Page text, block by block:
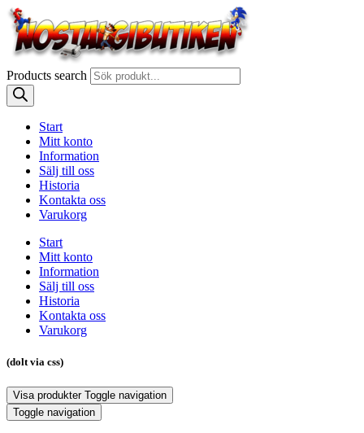
Products search
Start
Mitt konto
Information
Sälj till oss
Historia
Kontakta oss
Varukorg
Start
Mitt konto
Information
Sälj till oss
Historia
Kontakta oss
Varukorg
(dolt via css)
Visa produkter Toggle navigation
Toggle navigation